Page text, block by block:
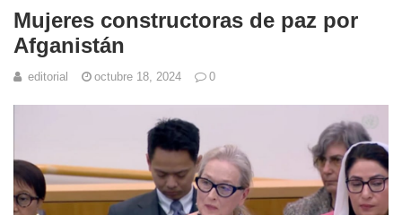
Mujeres constructoras de paz por
Afganistán
editorial octubre 18, 2024 0